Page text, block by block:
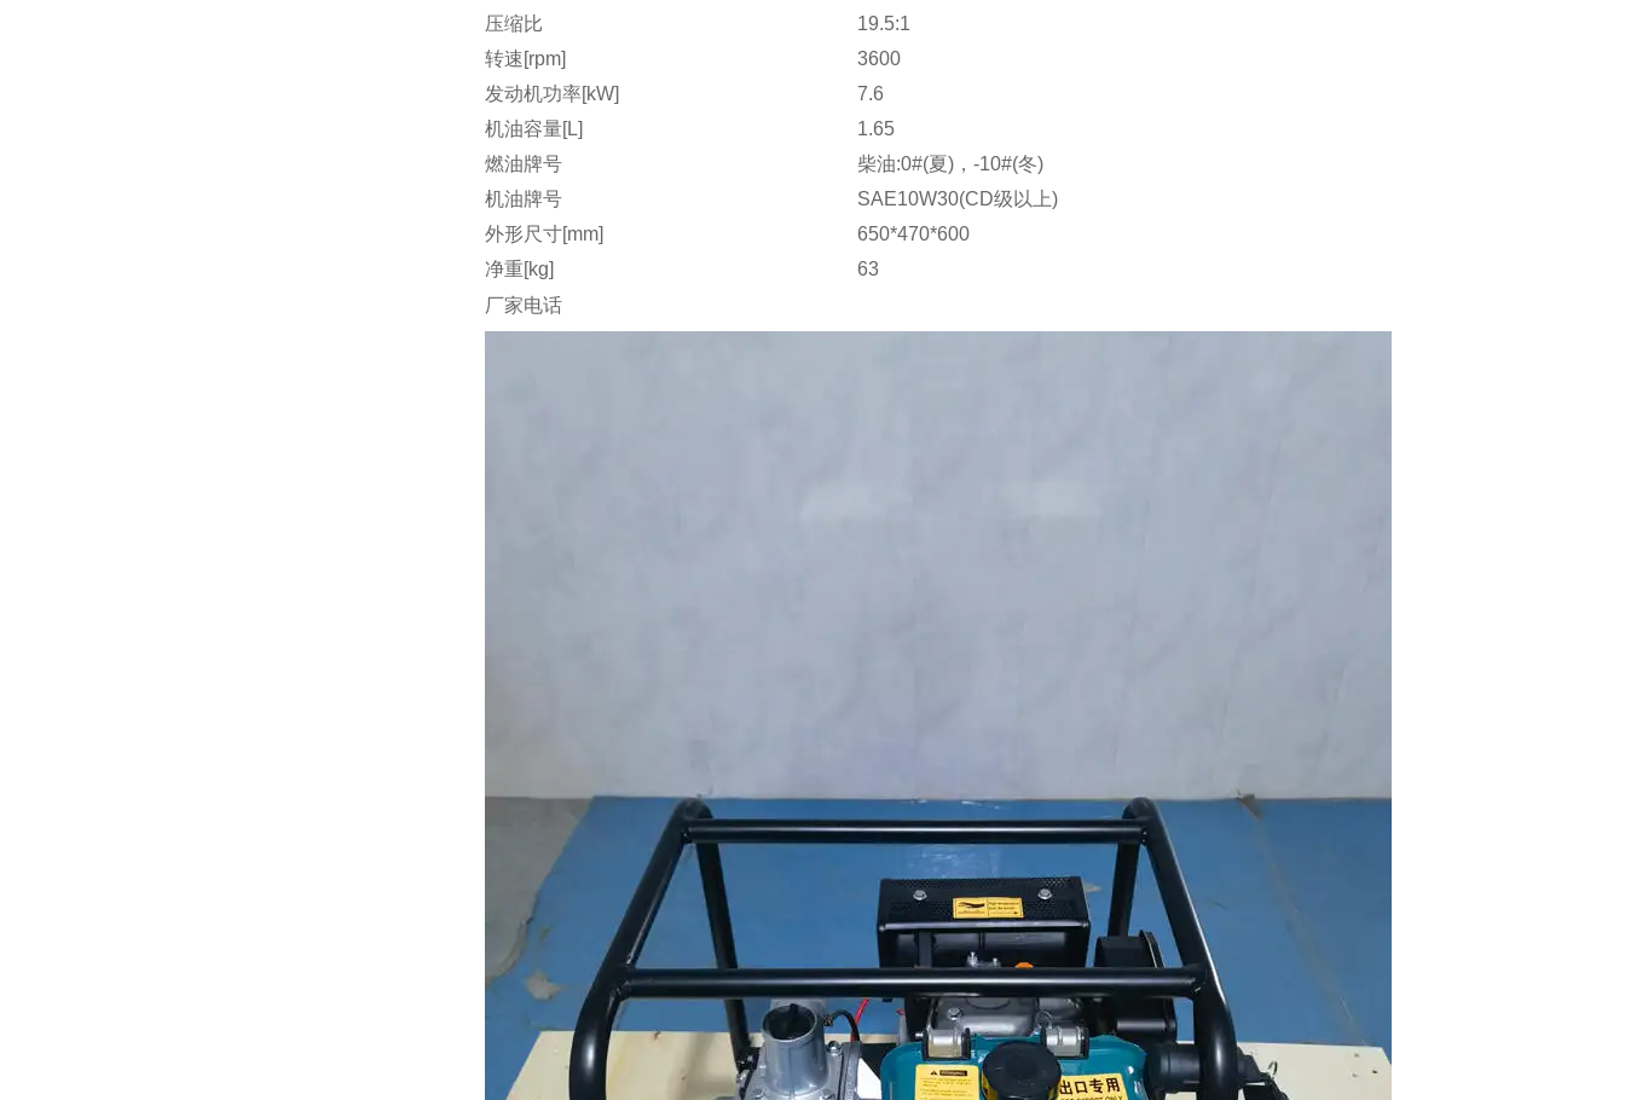
压缩比
19.5:1
转速[rpm]
3600
发动机功率[kW]
7.6
机油容量[L]
1.65
燃油牌号
柴油:0#(夏)，-10#(冬)
机油牌号
SAE10W30(CD级以上)
外形尺寸[mm]
650*470*600
净重[kg]
63
厂家电话